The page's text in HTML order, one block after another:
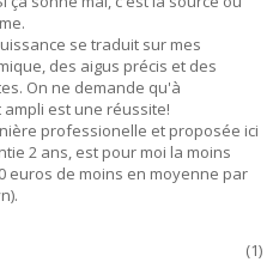
se traduit sur mes
des aigus précis et des
On ne demande qu'à
est une réussite!
professionelle et proposée ici
2 ans, est pour moi la moins
euros de moins en moyenne par
(1)